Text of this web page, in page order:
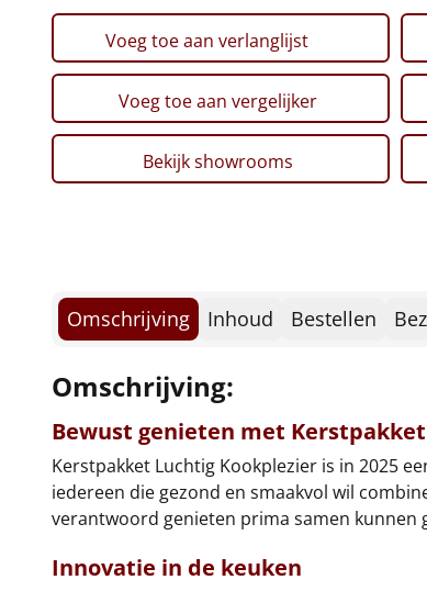
Voeg toe aan verlanglijst
Voeg toe aan vergelijker
Bekijk showrooms
Omschrijving Inhoud Bestellen
Omschrijving:
Bewust genieten met
Kerstpakket Luchtig Kookplezier is in 2025
iedereen die gezond en smaakvol wil
verantwoord genieten prima samen kunnen
Innovatie in de keuken